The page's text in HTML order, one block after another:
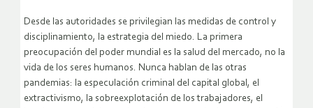
Desde las autoridades se privilegian las medidas de control y
disciplinamiento, la estrategia del miedo. La primera
preocupación del poder mundial es la salud del mercado, no la
vida de los seres humanos. Nunca hablan de las otras
pandemias: la especulación criminal del capital global, el
extractivismo, la sobreexplotación de los trabajadores, el